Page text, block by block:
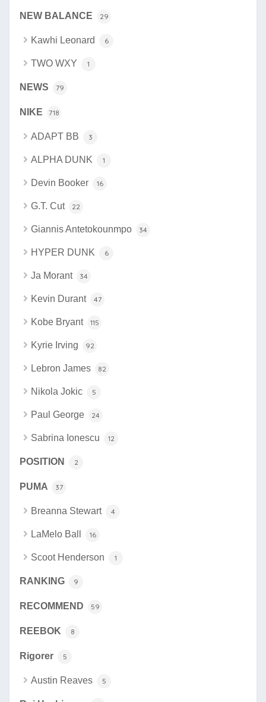
NEW BALANCE 29
Kawhi Leonard 6
TWO WXY 1
NEWS 79
NIKE 718
ADAPT BB 3
ALPHA DUNK 1
Devin Booker 16
G.T. Cut 22
Giannis Antetokounmpo 34
HYPER DUNK 6
Ja Morant 34
Kevin Durant 47
Kobe Bryant 115
Kyrie Irving 92
Lebron James 82
Nikola Jokic 5
Paul George 24
Sabrina Ionescu 12
POSITION 2
PUMA 37
Breanna Stewart 4
LaMelo Ball 16
Scoot Henderson 1
RANKING 9
RECOMMEND 59
REEBOK 8
Rigorer 5
Austin Reaves 5